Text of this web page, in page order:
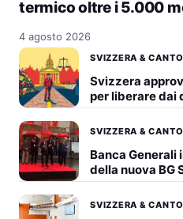
termico oltre i 5.000
4 agosto 2026
SVIZZERA &
Svizzera
per liberare dai
SVIZZERA &
Banca Generali
della nuova BG
SVIZZERA &